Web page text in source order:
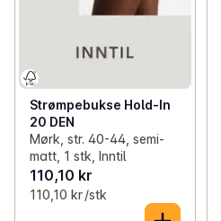
Strømpebukse Hold-In
20 DEN
Mørk, str. 40-44, semi-
matt, 1 stk, Inntil
110,10 kr
110,10 kr /stk